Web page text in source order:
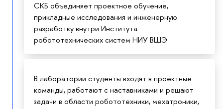
СКБ объединяет проектное обучение,
прикладные исследования и инженерную
разработку внутри Института
робототехнических систем НИУ ВШЭ
В лаборатории студенты входят в проектные
команды, работают с наставниками и решают
задачи в области робототехники, мехатроники,